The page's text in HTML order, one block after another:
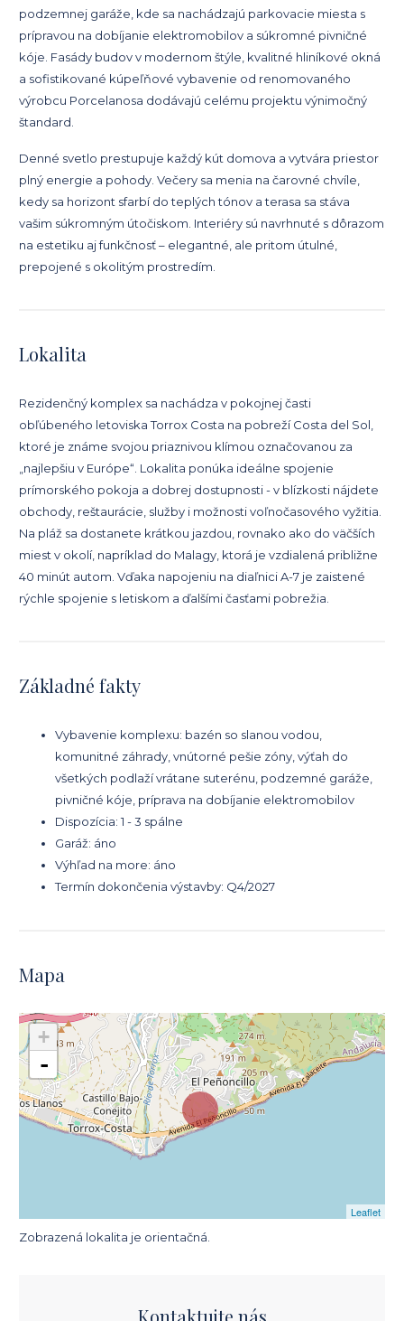
podzemnej garáže, kde sa nachádzajú parkovacie miesta s
prípravou na dobíjanie elektromobilov a súkromné ​​pivničné
kóje. Fasády budov v modernom štýle, kvalitné hliníkové okná
a sofistikované kúpeľňové vybavenie od renomovaného
výrobcu Porcelanosa dodávajú celému projektu výnimočný
štandard.
Denné svetlo prestupuje každý kút domova a vytvára priestor
plný energie a pohody. Večery sa menia na čarovné chvíle,
kedy sa horizont sfarbí do teplých tónov a terasa sa stáva
vašim súkromným útočiskom. Interiéry sú navrhnuté s dôrazom
na estetiku aj funkčnosť – elegantné, ale pritom útulné,
prepojené s okolitým prostredím.
Lokalita
Rezidenčný komplex sa nachádza v pokojnej časti
obľúbeného letoviska Torrox Costa na pobreží Costa del Sol,
ktoré je známe svojou priaznivou klímou označovanou za
„najlepšiu v Európe“. Lokalita ponúka ideálne spojenie
prímorského pokoja a dobrej dostupnosti - v blízkosti nájdete
obchody, reštaurácie, služby i možnosti voľnočasového vyžitia.
Na pláž sa dostanete krátkou jazdou, rovnako ako do väčších
miest v okolí, napríklad do Malagy, ktorá je vzdialená približne
40 minút autom. Vďaka napojeniu na diaľnici A-7 je zaistené
rýchle spojenie s letiskom a ďalšími časťami pobrežia.
Základné fakty
Vybavenie komplexu: bazén so slanou vodou,
komunitné záhrady, vnútorné pešie zóny, výťah do
všetkých podlaží vrátane suterénu, podzemné garáže,
pivničné kóje, príprava na dobíjanie elektromobilov
Dispozícia: 1 - 3 spálne
Garáž: áno
Výhľad na more: áno
Termín dokončenia výstavby: Q4/2027
Mapa
+
-
Leaflet
Zobrazená lokalita je orientačná.
Kontaktujte nás